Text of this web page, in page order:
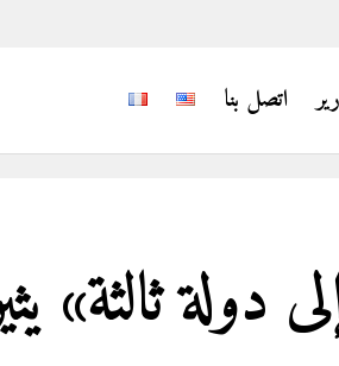
اتصل بنا
ثالثة»